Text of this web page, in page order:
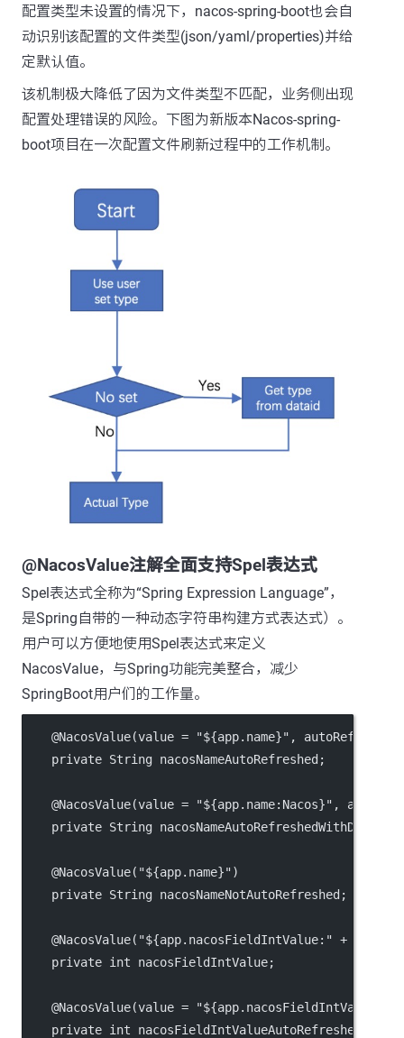
配置类型未设置的情况下，nacos-spring-boot也会自
动识别该配置的文件类型(json/yaml/properties)并给
定默认值。
该机制极大降低了因为文件类型不匹配，业务侧出现
配置处理错误的风险。下图为新版本Nacos-spring-
boot项目在一次配置文件刷新过程中的工作机制。
@NacosValue注解全面支持Spel表达式
Spel表达式全称为“Spring Expression Language”，
是Spring自带的一种动态字符串构建方式表达式）。
用户可以方便地使用Spel表达式来定义
NacosValue，与Spring功能完美整合，减少
SpringBoot用户们的工作量。
@NacosValue(value = "${app.name}", autoRefreshed
    private String nacosNameAutoRefreshed;
@NacosValue(value = "${app.name:Nacos}",
private String
    @NacosValue("${app.name}")
    private String nacosNameNotAutoRefreshed;
@NacosValue("${app.nacosFieldIntValue:" +
    private int nacosFieldIntValue;
@NacosValue(value =
    private int nacosFieldIntValueAutoRefreshed;